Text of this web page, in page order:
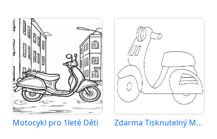
Motocykl pro 1leté Děti Zdarma Tisknutelný Motocykl